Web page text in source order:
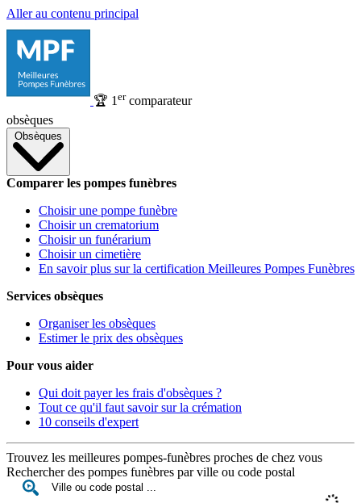
Aller au contenu principal
🏆 1 ercomparateur
obsèques
Obsèques
Comparer les pompes funèbres
Choisir une pompe funèbre
Choisir un crematorium
Choisir un funérarium
Choisir un cimetière
En savoir plus sur la certification Meilleures Pompes Funèbres
Services obsèques
Organiser les obsèques
Estimer le prix des obsèques
Pour vous aider
Qui doit payer les frais d'obsèques ?
Tout ce qu'il faut savoir sur la crémation
10 conseils d'expert
Trouvez les meilleures pompes-funèbres proches de chez vous
Rechercher des pompes funèbres par ville ou code postal